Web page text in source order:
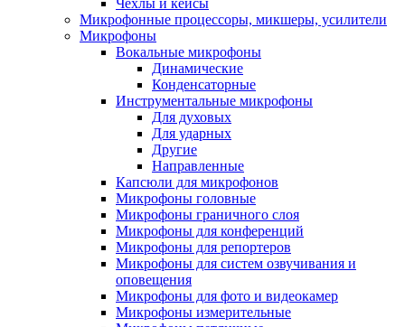
Чехлы и кейсы
Микрофонные процессоры, микшеры, усилители
Микрофоны
Вокальные микрофоны
Динамические
Конденсаторные
Инструментальные микрофоны
Для духовых
Для ударных
Другие
Направленные
Капсюли для микрофонов
Микрофоны головные
Микрофоны граничного слоя
Микрофоны для конференций
Микрофоны для репортеров
Микрофоны для систем озвучивания и
оповещения
Микрофоны для фото и видеокамер
Микрофоны измерительные